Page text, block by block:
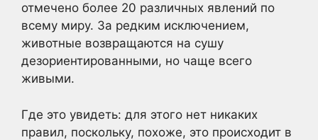
отмечено более 20 различных явлений по
всему миру. За редким исключением,
животные возвращаются на сушу
дезориентированными, но чаще всего
живыми.
Где это увидеть: для этого нет никаких
правил, поскольку, похоже, это происходит в